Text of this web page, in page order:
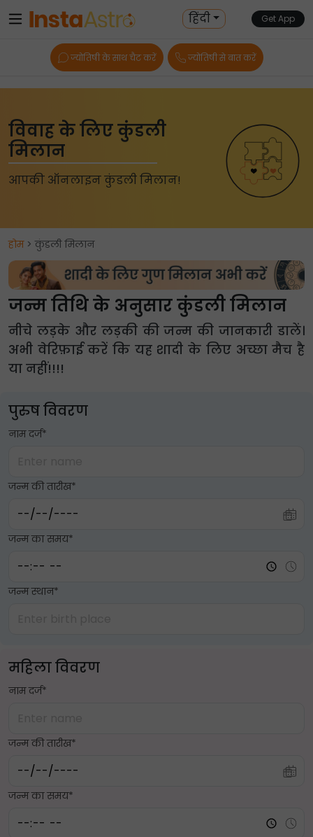
हिंदी Get App
ज्योतिषी के साथ चैट करें ज्योतिषी से बात करें
विवाह के लिए कुंडली
मिलान
आपकी ऑनलाइन कुंडली मिलान!
होम> कुंडली मिलान
जन्म तिथि के अनुसार कुंडली मिलान
नीचे लड़के और लड़की की जन्म की जानकारी डालें।
अभी वेरिफ़ाई करें कि यह शादी के लिए अच्छा मैच है
या नहीं!!!!
पुरुष विवरण
नाम दर्ज*
जन्म की तारीख*
जन्म का समय*
जन्म स्थान*
महिला विवरण
नाम दर्ज*
जन्म की तारीख*
जन्म का समय*